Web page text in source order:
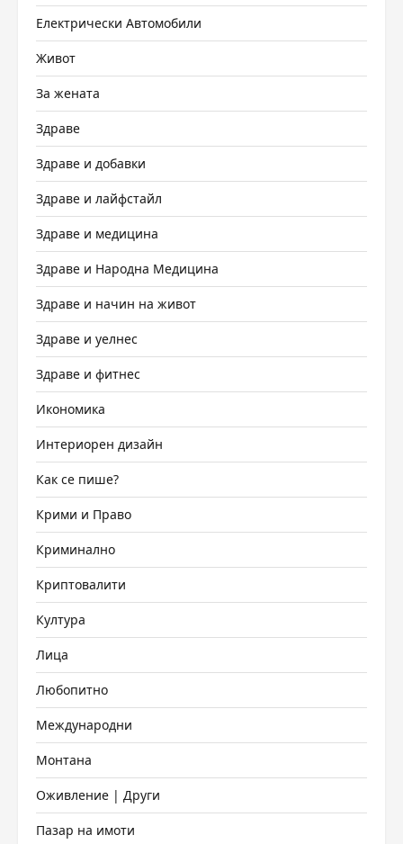
Електрически Автомобили
Живот
За жената
Здраве
Здраве и добавки
Здраве и лайфстайл
Здраве и медицина
Здраве и Народна Медицина
Здраве и начин на живот
Здраве и уелнес
Здраве и фитнес
Икономика
Интериорен дизайн
Как се пише?
Крими и Право
Криминално
Криптовалити
Култура
Лица
Любопитно
Международни
Монтана
Оживление | Други
Пазар на имоти